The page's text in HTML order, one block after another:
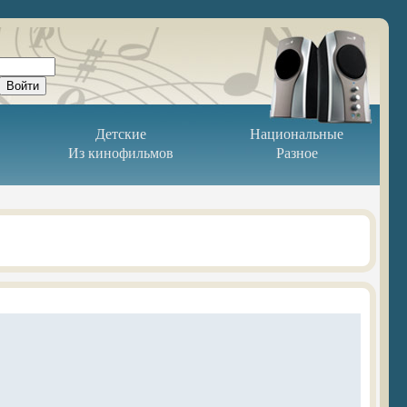
Детские
Национальные
Из кинофильмов
Разное